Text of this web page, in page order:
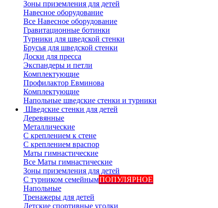
Зоны приземления для детей
Навесное оборудование
Все Навесное оборудование
Гравитационные ботинки
Турники для шведской стенки
Брусья для шведской стенки
Доски для пресса
Экспандеры и петли
Комплектующие
Профилактор Евминова
Комплектующие
Напольные шведские стенки и турники
Шведские стенки для детей
Деревянные
Металлические
С креплением к стене
С креплением враспор
Маты гимнастические
Все Маты гимнастические
Зоны приземления для детей
С турником семейнымПОПУЛЯРНОЕ
Напольные
Тренажеры для детей
Детские спортивные уголки